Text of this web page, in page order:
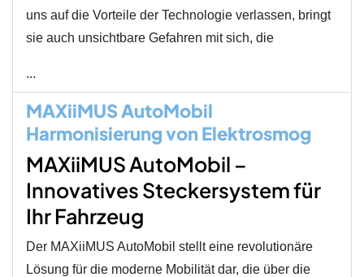
uns auf die Vorteile der Technologie verlassen, bringt
sie auch unsichtbare Gefahren mit sich, die
...
MAXiiMUS AutoMobil
Harmonisierung von Elektrosmog
MAXiiMUS AutoMobil –
Innovatives Steckersystem für
Ihr Fahrzeug
Der MAXiiMUS AutoMobil stellt eine revolutionäre
Lösung für die moderne Mobilität dar, die über die